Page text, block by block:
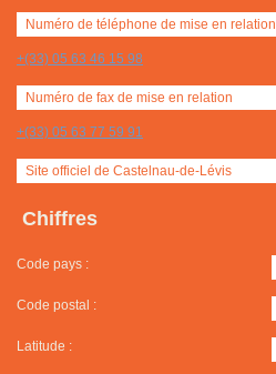
Numéro de téléphone de mise en relation
+(33) 05 63 46 15 98
Numéro de fax de mise en relation
+(33) 05 63 77 59 91
Site officiel de Castelnau-de-Lévis
Chiffres
Code pays :
Code postal :
Latitude :